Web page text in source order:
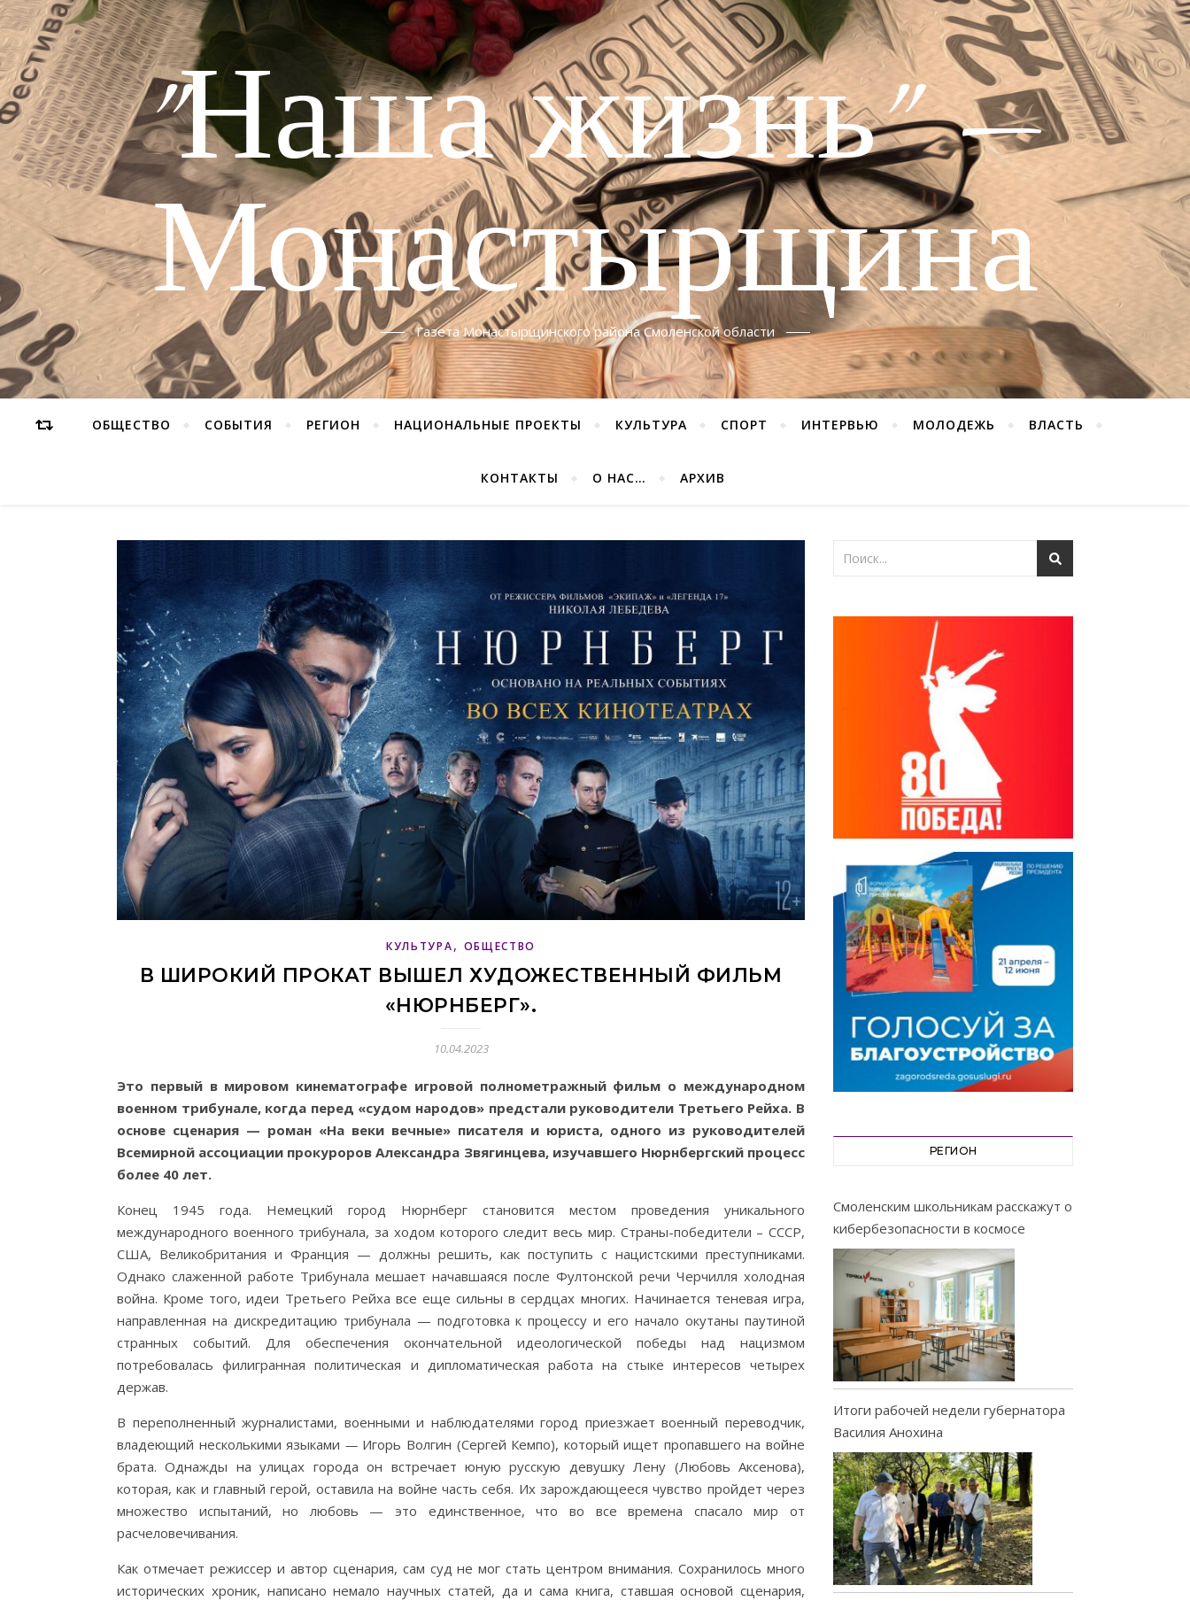
"Наша жизнь" —
Монастырщина
Газета Монастырщинского района Смоленской области
ОБЩЕСТВО СОБЫТИЯ РЕГИОН НАЦИОНАЛЬНЫЕ ПРОЕКТЫ КУЛЬТУРА СПОРТ ИНТЕРВЬЮ МОЛОДЕЖЬ ВЛАСТЬ
КОНТАКТЫ О НАС… АРХИВ
КУЛЬТУРА, ОБЩЕСТВО
В ШИРОКИЙ ПРОКАТ ВЫШЕЛ ХУДОЖЕСТВЕННЫЙ ФИЛЬМ
«НЮРНБЕРГ».
10.04.2023
Это первый в мировом кинематографе игровой полнометражный фильм о международном
военном трибунале, когда перед «судом народов» предстали руководители Третьего Рейха. В
основе сценария — роман «На веки вечные» писателя и юриста, одного из руководителей
Всемирной ассоциации прокуроров Александра Звягинцева, изучавшего Нюрнбергский процесс
более 40 лет.
Конец 1945 года. Немецкий город Нюрнберг становится местом проведения уникального
международного военного трибунала, за ходом которого следит весь мир. Страны-победители – СССР,
США, Великобритания и Франция — должны решить, как поступить с нацистскими преступниками.
Однако слаженной работе Трибунала мешает начавшаяся после Фултонской речи Черчилля холодная
война. Кроме того, идеи Третьего Рейха все еще сильны в сердцах многих. Начинается теневая игра,
направленная на дискредитацию трибунала — подготовка к процессу и его начало окутаны паутиной
странных событий. Для обеспечения окончательной идеологической победы над нацизмом
потребовалась филигранная политическая и дипломатическая работа на стыке интересов четырех
держав.
В переполненный журналистами, военными и наблюдателями город приезжает военный переводчик,
владеющий несколькими языками —Игорь Волгин (Сергей Кемпо), который ищет пропавшего на войне
брата. Однажды на улицах города он встречает юную русскую девушку Лену (Любовь Аксенова),
которая, как и главный герой, оставила на войне часть себя. Их зарождающееся чувство пройдет через
множество испытаний, но любовь — это единственное, что во все времена спасало мир от
расчеловечивания.
Как отмечает режиссер и автор сценария, сам суд не мог стать центром внимания. Сохранилось много
исторических хроник, написано немало научных статей, да и сама книга, ставшая основой сценария,
РЕГИОН
Смоленским школьникам расскажут о
кибербезопасности в космосе
Итоги рабочей недели губернатора
Василия Анохина